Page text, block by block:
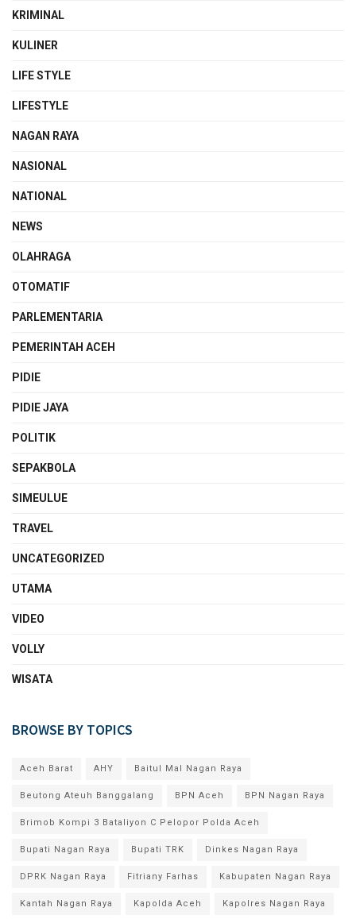
KRIMINAL
KULINER
LIFE STYLE
LIFESTYLE
NAGAN RAYA
NASIONAL
NATIONAL
NEWS
OLAHRAGA
OTOMATIF
PARLEMENTARIA
PEMERINTAH ACEH
PIDIE
PIDIE JAYA
POLITIK
SEPAKBOLA
SIMEULUE
TRAVEL
UNCATEGORIZED
UTAMA
VIDEO
VOLLY
WISATA
BROWSE BY TOPICS
Aceh Barat AHY Baitul Mal Nagan Raya
Beutong Ateuh Banggalang BPN Aceh BPN Nagan Raya
Brimob Kompi 3 Bataliyon C Pelopor Polda Aceh
Bupati Nagan Raya Bupati TRK Dinkes Nagan Raya
DPRK Nagan Raya Fitriany Farhas Kabupaten Nagan Raya
Kantah Nagan Raya Kapolda Aceh Kapolres Nagan Raya